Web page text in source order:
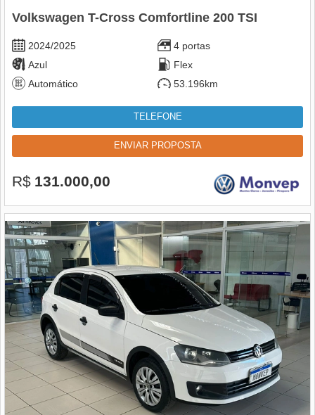
Volkswagen T-Cross Comfortline 200 TSI
2024/2025
4 portas
Azul
Flex
Automático
53.196km
TELEFONE
ENVIAR PROPOSTA
R$ 131.000,00